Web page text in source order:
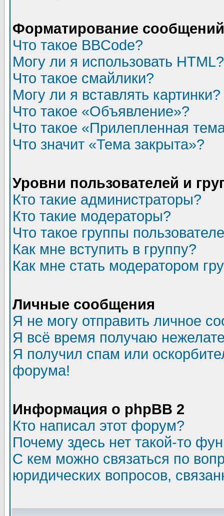
Форматирование
Что такое BBCode?
Могу ли я использовать HTML?
Что такое смайлики?
Могу ли я вставлять картинки?
Что такое «Объявление»?
Что такое «Прилепленная
Что значит «Тема закрыта»?
Уровни пользователей и
Кто такие администраторы?
Кто такие модераторы?
Что такое группы
Как мне вступить в группу?
Как мне стать модератором
Личные сообщения
Я не могу отправить личное
Я всё время получаю
Я получил спам или
форума!
Информация о phpBB 2
Кто написал этот форум?
Почему здесь нет такой-то
С кем можно связаться по
юридических вопросов,